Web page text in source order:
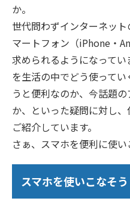
か。
世代問わずインターネッ
マートフォン（iPhone・
求められるようになって
を生活の中でどう使って
うと便利なのか、今話題
か、といった疑問に対し
ご紹介しています。
さぁ、スマホを便利に使
スマホを使いこなそう